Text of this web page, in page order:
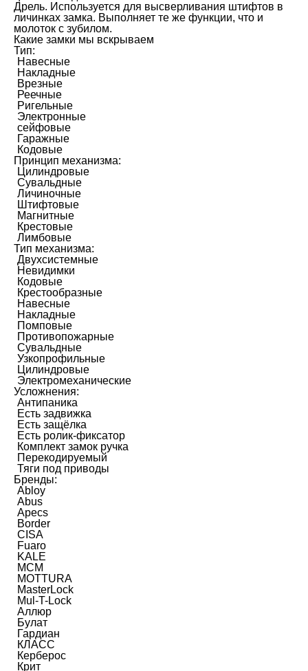
Дрель. Используется для высверливания штифтов в
личинках замка. Выполняет те же функции, что и
молоток с зубилом.
Какие замки мы вскрываем
Тип:
Навесные
Накладные
Врезные
Реечные
Ригельные
Электронные
сейфовые
Гаражные
Кодовые
Принцип механизма:
Цилиндровые
Сувальдные
Личиночные
Штифтовые
Магнитные
Крестовые
Лимбовые
Тип механизма:
Двухсистемные
Невидимки
Кодовые
Крестообразные
Навесные
Накладные
Помповые
Противопожарные
Сувальдные
Узкопрофильные
Цилиндровые
Электромеханические
Усложнения:
Антипаника
Есть задвижка
Есть защёлка
Есть ролик-фиксатор
Комплект замок ручка
Перекодируемый
Тяги под приводы
Бренды:
Abloy
Abus
Apecs
Border
CISA
Fuaro
KALE
MCM
MOTTURA
MasterLock
Mul-T-Lock
Аллюр
Булат
Гардиан
КЛАСС
Керберос
Крит